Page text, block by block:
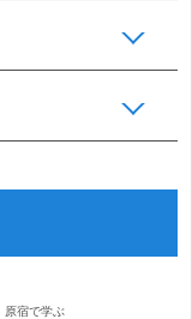
原宿で学ぶ